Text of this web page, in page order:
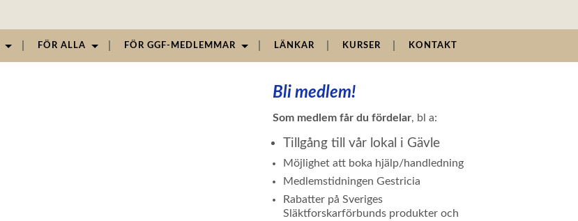
FÖR ALLA FÖR GGF-MEDLEMMAR LÄNKAR KURSER KONTAKT
Bli medlem!
Som medlem får du fördelar, bl a:
Tillgång till vår lokal i Gävle
Möjlighet att boka hjälp/handledning
Medlemstidningen Gestricia
Rabatter på Sveriges
Släktforskarförbunds produkter och